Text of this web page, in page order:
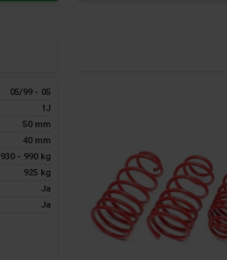
05/99 - 05
1J
50 mm
40 mm
930 - 990 kg
925 kg
Ja
Ja